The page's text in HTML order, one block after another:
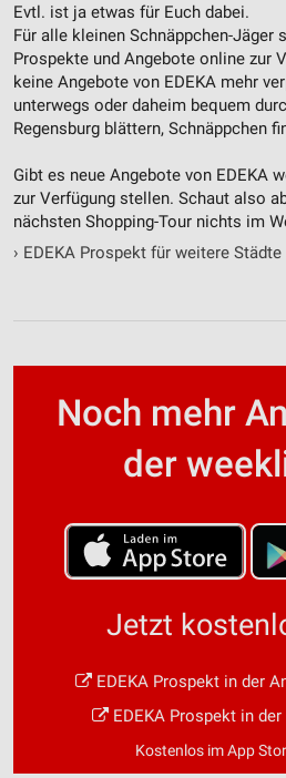
Evtl. ist ja etwas für Euch dabei.
Für alle kleinen Schnäppchen-
Prospekte und Angebote online zur
keine Angebote von EDEKA mehr
unterwegs oder daheim bequem
Regensburg blättern, Schnäppchen
Gibt es neue Angebote von EDEKA
zur Verfügung stellen. Schaut also
nächsten Shopping-Tour nichts im
› EDEKA Prospekt für weitere Städte
Noch mehr
der
Jetzt
EDEKA Prospekt in der
EDEKA Prospekt in der
Kostenlos im App